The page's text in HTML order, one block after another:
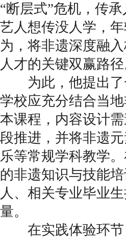
“断层式”危机，传
艺人想传没人学，
为，将非遗深度融
人才的关键双赢路径
为此，他提出了
学校应充分结合当
本课程，内容设计
段推进，并将非遗
乐等常规学科教学
的非遗知识与技能
人、相关专业毕业
量。
在实践体验环节